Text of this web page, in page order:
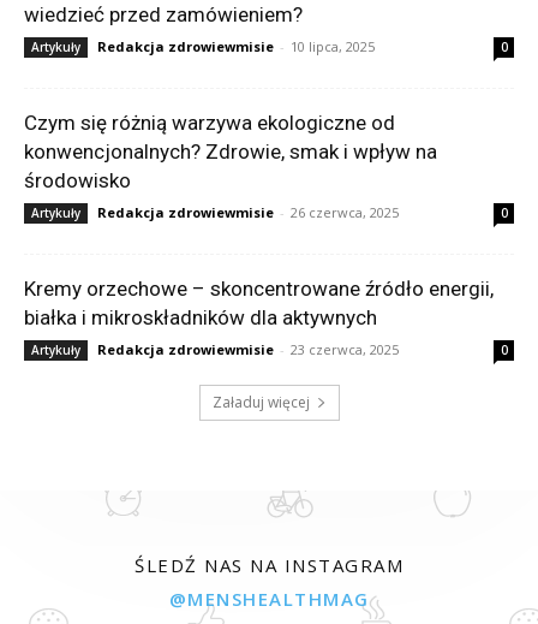
wiedzieć przed zamówieniem?
Artykuły Redakcja zdrowiewmisie - 10 lipca, 2025 0
Czym się różnią warzywa ekologiczne od
konwencjonalnych? Zdrowie, smak i wpływ na
środowisko
Artykuły Redakcja zdrowiewmisie - 26 czerwca, 2025 0
Kremy orzechowe – skoncentrowane źródło energii,
białka i mikroskładników dla aktywnych
Artykuły Redakcja zdrowiewmisie - 23 czerwca, 2025 0
Załaduj więcej
ŚLEDŹ NAS NA INSTAGRAM
@MENSHEALTHMAG